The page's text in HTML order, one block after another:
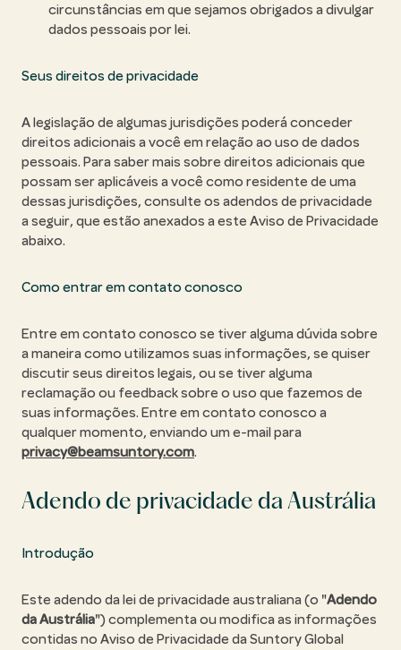
circunstâncias em que sejamos obrigados a divulgar
dados pessoais por lei.
Seus direitos de privacidade
A legislação de algumas jurisdições poderá conceder
direitos adicionais a você em relação ao uso de dados
pessoais. Para saber mais sobre direitos adicionais que
possam ser aplicáveis a você como residente de uma
dessas jurisdições, consulte os adendos de privacidade
a seguir, que estão anexados a este Aviso de Privacidade
abaixo.
Como entrar em contato conosco
Entre em contato conosco se tiver alguma dúvida sobre
a maneira como utilizamos suas informações, se quiser
discutir seus direitos legais, ou se tiver alguma
reclamação ou feedback sobre o uso que fazemos de
suas informações. Entre em contato conosco a
qualquer momento, enviando um e-mail para
privacy@beamsuntory.com.
Adendo de privacidade da Austrália
Introdução
Este adendo da lei de privacidade australiana (o "Adendo
da Austrália") complementa ou modifica as informações
contidas no Aviso de Privacidade da Suntory Global